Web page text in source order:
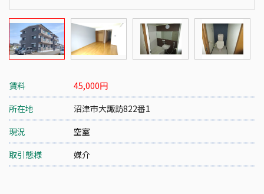
賃料 45,000円
所在地
沼津市大諏訪822番1
現況
空室
取引態様
媒介